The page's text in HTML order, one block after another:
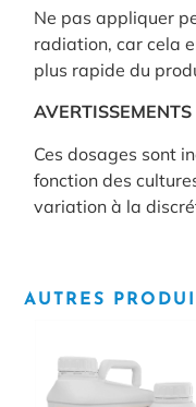
Ne pas appliquer
radiation, car cela
plus rapide du
AVERTISSEMENTS
Ces dosages sont
fonction des
variation à la
AUTRES